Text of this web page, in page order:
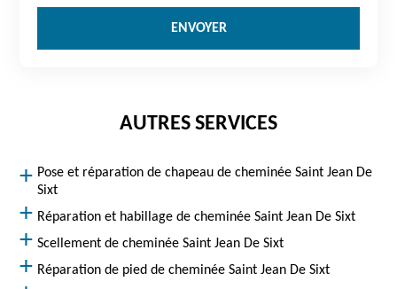
AUTRES SERVICES
Pose et réparation de chapeau de cheminée Saint Jean De
Sixt
Réparation et habillage de cheminée Saint Jean De Sixt
Scellement de cheminée Saint Jean De Sixt
Réparation de pied de cheminée Saint Jean De Sixt